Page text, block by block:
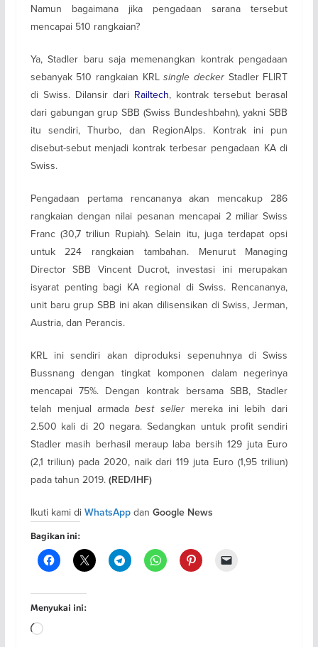
Namun bagaimana jika pengadaan sarana tersebut
mencapai 510 rangkaian?
Ya, Stadler baru saja memenangkan kontrak pengadaan
sebanyak 510 rangkaian KRLsingle decker Stadler FLIRT
di Swiss. Dilansir dari Railtech, kontrak tersebut berasal
dari gabungan grup SBB (Swiss Bundeshbahn), yakni SBB
itu sendiri, Thurbo, dan RegionAlps. Kontrak ini pun
disebut-sebut menjadi kontrak terbesar pengadaan KA di
Swiss.
Pengadaan pertama rencananya akan mencakup 286
rangkaian dengan nilai pesanan mencapai 2 miliar Swiss
Franc (30,7 triliun Rupiah). Selain itu, juga terdapat opsi
untuk 224 rangkaian tambahan. Menurut Managing
Director SBB Vincent Ducrot, investasi ini merupakan
isyarat penting bagi KA regional di Swiss. Rencananya,
unit baru grup SBB ini akan dilisensikan di Swiss, Jerman,
Austria, dan Perancis.
KRL ini sendiri akan diproduksi sepenuhnya di Swiss
Bussnang dengan tingkat komponen dalam negerinya
mencapai 75%. Dengan kontrak bersama SBB, Stadler
telah menjual armadabest seller mereka ini lebih dari
2.500 kali di 20 negara. Sedangkan untuk profit sendiri
Stadler masih berhasil meraup laba bersih 129 juta Euro
(2,1 triliun) pada 2020, naik dari 119 juta Euro (1,95 triliun)
pada tahun 2019. (RED/IHF)
Ikuti kami di WhatsAppdan Google News
Bagikan ini:
Menyukai ini:
Memuat...